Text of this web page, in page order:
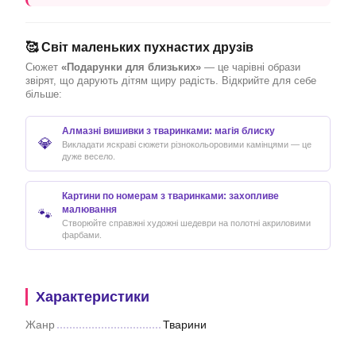
🥰 Світ маленьких пухнастих друзів
Сюжет «Подарунки для близьких» — це чарівні образи
звірят, що дарують дітям щиру радість. Відкрийте для себе
більше:
💎
Алмазні вишивки з тваринками: магія блиску
Викладати яскраві сюжети різнокольоровими камінцями — це
дуже весело.
🐾
Картини по номерам з тваринками: захопливе
малювання
Створюйте справжні художні шедеври на полотні акриловими
фарбами.
Характеристики
Жанр Тварини